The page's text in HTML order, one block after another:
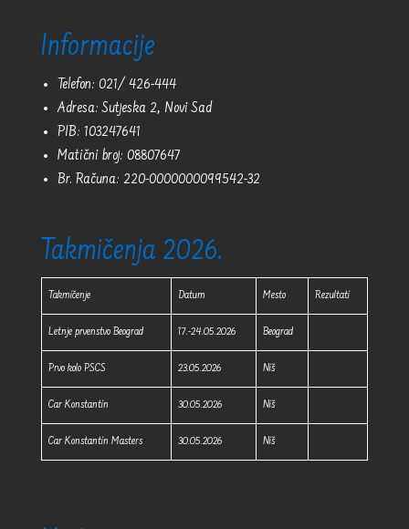
Informacije
Telefon: 021/ 426-444
Adresa: Sutjeska 2, Novi Sad
PIB: 103247641
Matični broj: 08807647
Br. Računa: 220-0000000099542-32
Takmičenja 2026.
Takmičenje Datum Mesto Rezultati
Letnje prvenstvo Beograd 17.-24.05.2026 Beograd
Prvo kolo PSCS 23.05.2026 Niš
Car Konstantin 30.05.2026 Niš
Car Konstantin Masters 30.05.2026 Niš